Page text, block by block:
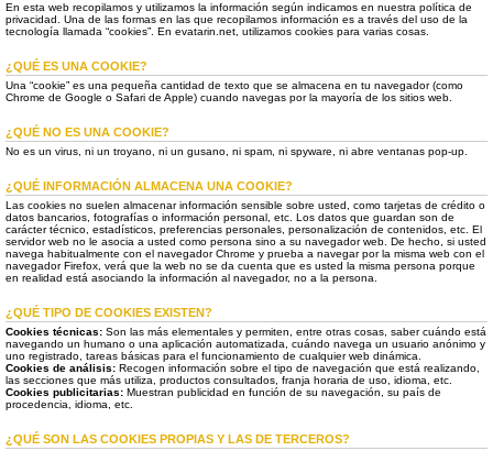
En esta web recopilamos y utilizamos la información según indicamos en nuestra política de
privacidad. Una de las formas en las que recopilamos información es a través del uso de la
tecnología llamada “cookies”. En evatarin.net, utilizamos cookies para varias cosas.
¿QUÉ ES UNA COOKIE?
Una “cookie” es una pequeña cantidad de texto que se almacena en tu navegador (como
Chrome de Google o Safari de Apple) cuando navegas por la mayoría de los sitios web.
¿QUÉ NO ES UNA COOKIE?
No es un virus, ni un troyano, ni un gusano, ni spam, ni spyware, ni abre ventanas pop-up.
¿QUÉ INFORMACIÓN ALMACENA UNA COOKIE?
Las cookies no suelen almacenar información sensible sobre usted, como tarjetas de crédito o
datos bancarios, fotografías o información personal, etc. Los datos que guardan son de
carácter técnico, estadísticos, preferencias personales, personalización de contenidos, etc. El
servidor web no le asocia a usted como persona sino a su navegador web. De hecho, si usted
navega habitualmente con el navegador Chrome y prueba a navegar por la misma web con el
navegador Firefox, verá que la web no se da cuenta que es usted la misma persona porque
en realidad está asociando la información al navegador, no a la persona.
¿QUÉ TIPO DE COOKIES EXISTEN?
Cookies técnicas: Son las más elementales y permiten, entre otras cosas, saber cuándo está
navegando un humano o una aplicación automatizada, cuándo navega un usuario anónimo y
uno registrado, tareas básicas para el funcionamiento de cualquier web dinámica.
Cookies de análisis: Recogen información sobre el tipo de navegación que está realizando,
las secciones que más utiliza, productos consultados, franja horaria de uso, idioma, etc.
Cookies publicitarias: Muestran publicidad en función de su navegación, su país de
procedencia, idioma, etc.
¿QUÉ SON LAS COOKIES PROPIAS Y LAS DE TERCEROS?